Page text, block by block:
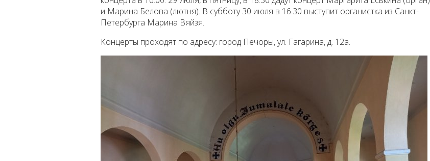
и Марина Белова (лютня). В субботу 30 июля в 16.30 выступит органистка из Санкт-
Петербурга Марина Вяйзя.
Концерты проходят по адресу: город Печоры, ул. Гагарина, д. 12а.